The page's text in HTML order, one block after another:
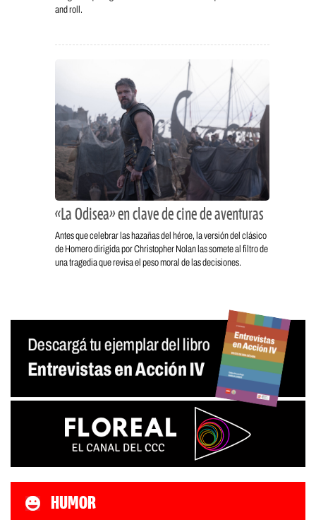
and roll.
«La Odisea» en clave de cine de aventuras
Antes que celebrar las hazañas del héroe, la versión del clásico
de Homero dirigida por Christopher Nolan las somete al filtro de
una tragedia que revisa el peso moral de las decisiones.
HUMOR